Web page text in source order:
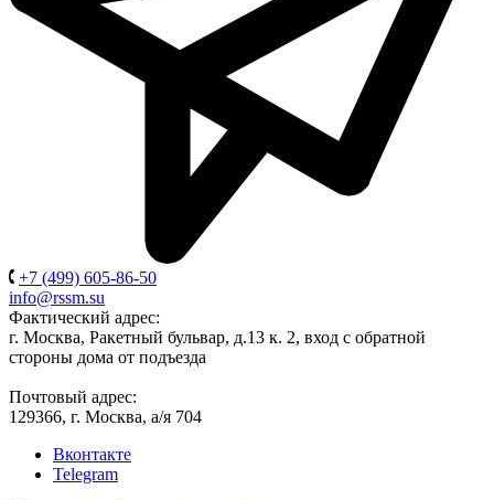
+7 (499) 605-86-50
info@rssm.su
Фактический адрес:
г. Москва, Ракетный бульвар, д.13 к. 2, вход с обратной
стороны дома от подъезда
Почтовый адрес:
129366, г. Москва, а/я 704
Вконтакте
Telegram